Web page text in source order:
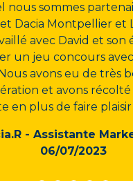
nous sommes
Dacia Montpellier et
avec David et
un jeu concours
avons eu de très
et avons
en plus de faire plaisir
- Assistante
06/07/2023